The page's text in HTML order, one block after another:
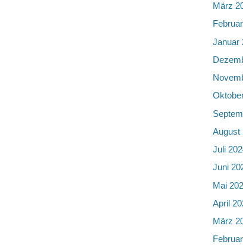
März
Januar
August
Juli
Juni
Mai
April
März